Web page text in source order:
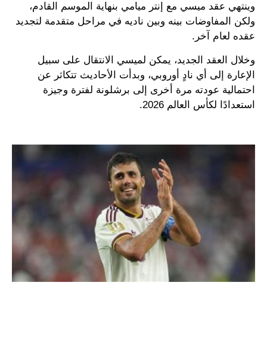
وينتهي عقد ميسي مع إنتر ميامي بنهاية الموسم القادم،
ولكن المفاوضات بينه وبين ناديه في مراحل متقدمة لتجديد
عقده لعام آخر.
وخلال العقد الجديد، يمكن لميسي الانتقال على سبيل
الإعارة إلى أي نادٍ أوروبي، وبدأت الأحاديث تتكاثر عن
احتمالية عودته مرة أخرى إلى برشلونة لفترة وجيزة
استعدادًا لكأس العالم 2026.